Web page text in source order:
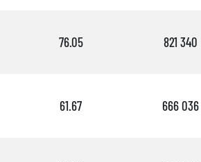
76.05 821 340
61.67 666 036